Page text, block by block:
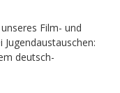
Film- und
deutsch-